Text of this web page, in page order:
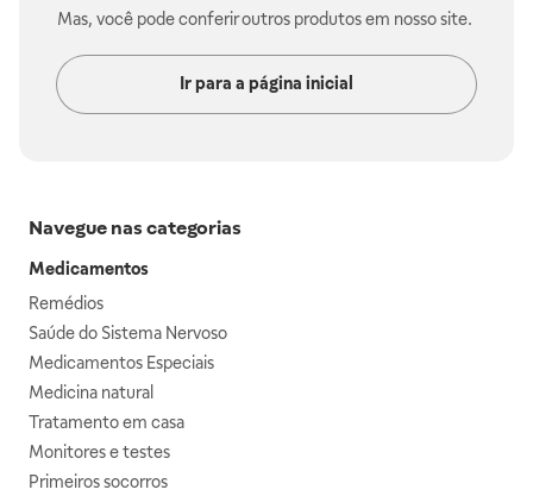
Mas, você pode conferir outros produtos em nosso site.
Ir para a página inicial
Navegue nas categorias
Medicamentos
Remédios
Saúde do Sistema Nervoso
Medicamentos Especiais
Medicina natural
Tratamento em casa
Monitores e testes
Primeiros socorros